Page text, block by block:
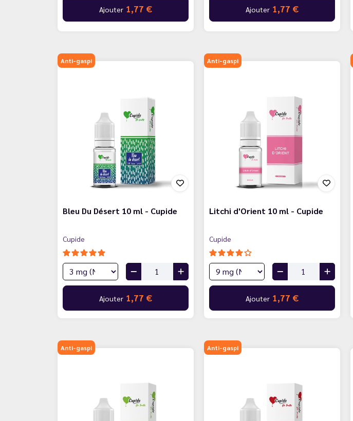
Ajouter 1,77 € Ajouter 1,77 €
Anti-gaspi
Bleu Du Désert 10 ml - Cupide
Cupide
Ajouter 1,77 €
Anti-gaspi
Litchi d'Orient 10 ml - Cupide
Cupide
Ajouter 1,77 €
Anti-gaspi Anti-gaspi